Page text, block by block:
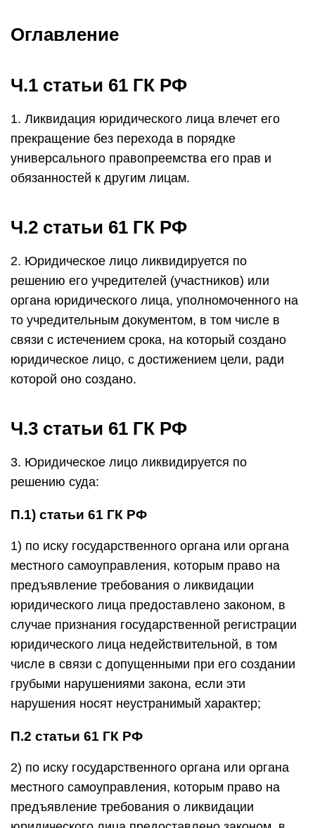
Оглавление
Ч.1 статьи 61 ГК РФ
1. Ликвидация юридического лица влечет его
прекращение без перехода в порядке
универсального правопреемства его прав и
обязанностей к другим лицам.
Ч.2 статьи 61 ГК РФ
2. Юридическое лицо ликвидируется по
решению его учредителей (участников) или
органа юридического лица, уполномоченного на
то учредительным документом, в том числе в
связи с истечением срока, на который создано
юридическое лицо, с достижением цели, ради
которой оно создано.
Ч.3 статьи 61 ГК РФ
3. Юридическое лицо ликвидируется по
решению суда:
П.1) статьи 61 ГК РФ
1) по иску государственного органа или органа
местного самоуправления, которым право на
предъявление требования о ликвидации
юридического лица предоставлено законом, в
случае признания государственной регистрации
юридического лица недействительной, в том
числе в связи с допущенными при его создании
грубыми нарушениями закона, если эти
нарушения носят неустранимый характер;
П.2 статьи 61 ГК РФ
2) по иску государственного органа или органа
местного самоуправления, которым право на
предъявление требования о ликвидации